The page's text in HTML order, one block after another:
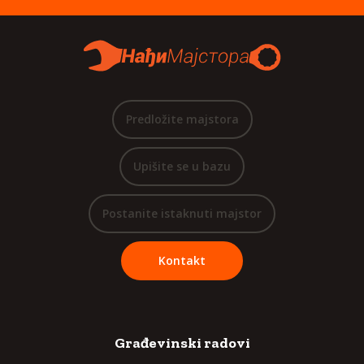
Predložite majstora
Upišite se u bazu
Postanite istaknuti majstor
Kontakt
Građevinski radovi